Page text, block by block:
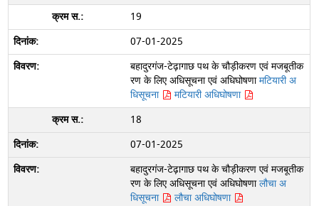
19
07-01-2025
बहादुरगंज-टेढ़ागाछ पथ के चौड़ीकरण एवं मजबूतीक
रण के लिए अधिसूचना एवं अधिघोषणामटियारी अ
धिसूचना
मटियारी अधिघोषणा
18
07-01-2025
बहादुरगंज-टेढ़ागाछ पथ के चौड़ीकरण एवं मजबूतीक
रण के लिए अधिसूचना एवं अधिघोषणालौचा अ
धिसूचना
लौचा अधिघोषणा